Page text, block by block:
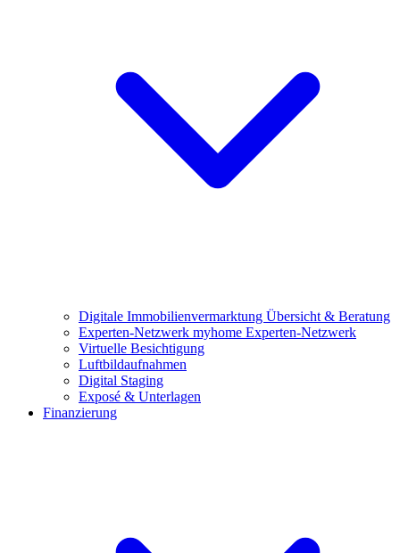
Digitale Immobilienvermarktung Übersicht & Beratung
Experten-Netzwerk myhome Experten-Netzwerk
Virtuelle Besichtigung
Luftbildaufnahmen
Digital Staging
Exposé & Unterlagen
Finanzierung